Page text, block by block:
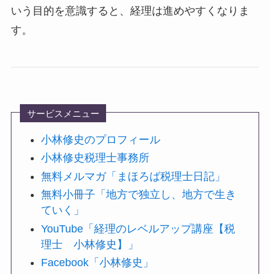
いう目的を意識すると、経理は進めやすくなりま
す。
サービスメニュー
小林修史のプロフィール
小林修史税理士事務所
無料メルマガ「まほろば税理士日記」
無料小冊子「地方で独立し、地方で生き
ていく」
YouTube「経理のレベルアップ講座【税
理士 小林修史】」
Facebook「小林修史」